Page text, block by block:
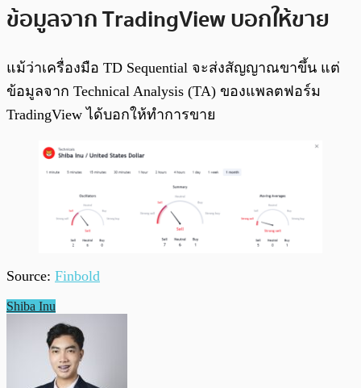
ข้อมูลจาก TradingView บอกให้ขาย
แม้ว่าเครื่องมือ TD Sequential จะส่งสัญญาณขาขึ้น แต่
ข้อมูลจาก Technical Analysis (TA) ของแพลตฟอร์ม
TradingView ได้บอกให้ทำการขาย
Source: Finbold
Shiba Inu